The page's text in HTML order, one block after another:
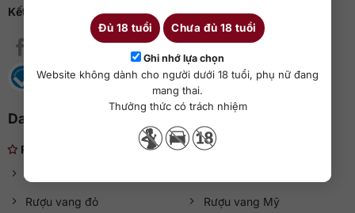
Đủ 18 tuổi Chưa đủ 18 tuổi
Ghi nhớ lựa chọn
Website không dành cho người dưới 18 tuổi, phụ nữ đang
mang thai.
Thưởng thức có trách nhiệm
Kết nối với QKAWine
Danh mục rượu ngoại
Rượu nhẹ
Rượu vang đỏ Rượu vang Mỹ